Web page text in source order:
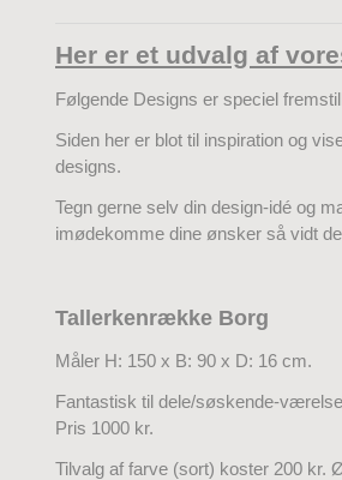
Her er et udvalg af
Følgende Designs er speciel
Siden her er blot til inspiration og
designs.
Tegn gerne selv din design-idé og
imødekomme dine ønsker så vidt
Tallerkenrække Borg
Måler H: 150 x B: 90 x D: 16 cm.
Fantastisk til dele/søskende-
Pris 1000 kr.
Tilvalg af farve (sort) koster 200 kr.